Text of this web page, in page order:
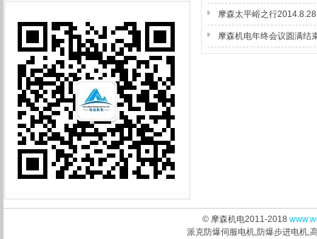
摩森太平峪之行2014.8.28
摩森机电年终会议圆满结
© 摩森机电2011-2018
派克防爆伺服电机,防爆步进电机,